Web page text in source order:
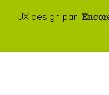
UX design par